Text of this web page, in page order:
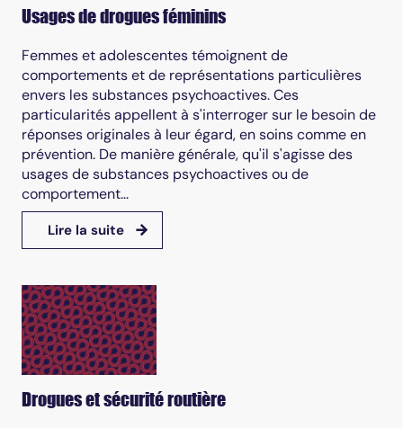
Usages de drogues féminins
Femmes et adolescentes témoignent de
comportements et de représentations particulières
envers les substances psychoactives. Ces
particularités appellent à s'interroger sur le besoin de
réponses originales à leur égard, en soins comme en
prévention. De manière générale, qu'il s'agisse des
usages de substances psychoactives ou de
comportement...
Lire la suite
Drogues et sécurité routière